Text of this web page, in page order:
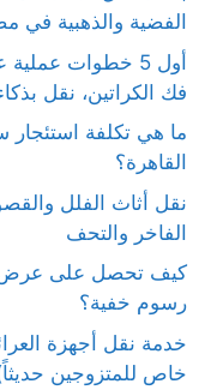
الفضية والذهبية في
أول 5 خطوات
فك الكراتين، نقل
ما هي تكلفة
القاهرة؟
نقل أثاث الفلل
الفاخر والتحف
كيف تحصل على عرض
رسوم خفية؟
خدمة نقل أجهزة
خاص للمتزوجين